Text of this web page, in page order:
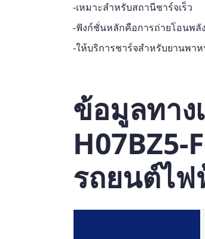
-เหมาะสำหรับสถานีชาร์จเร็ว
-ฟังก์ชั่นหลักคือการถ่ายโอนพลั
-ให้บริการชาร์จสำหรับยานพา
ข้อมูลทาง
H07BZ5-
รถยนต์ไฟ